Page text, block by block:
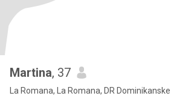
Martina, 37
La Romana, La Romana, DR Dominikanske